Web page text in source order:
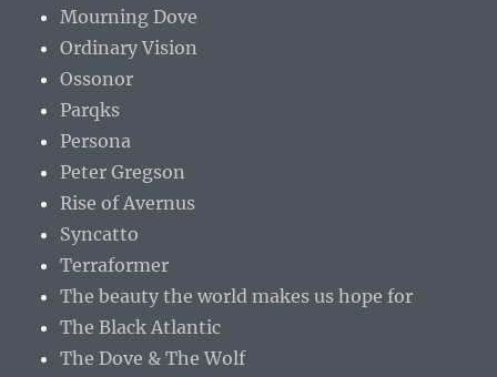
Mourning Dove
Ordinary Vision
Ossonor
Parqks
Persona
Peter Gregson
Rise of Avernus
Syncatto
Terraformer
The beauty the world makes us hope for
The Black Atlantic
The Dove & The Wolf